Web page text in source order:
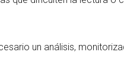
un análisis,